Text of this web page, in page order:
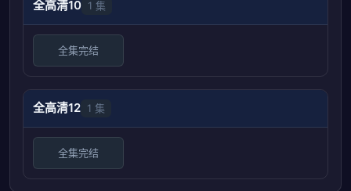
全高清10 1 集
全集完结
全高清12 1 集
全集完结